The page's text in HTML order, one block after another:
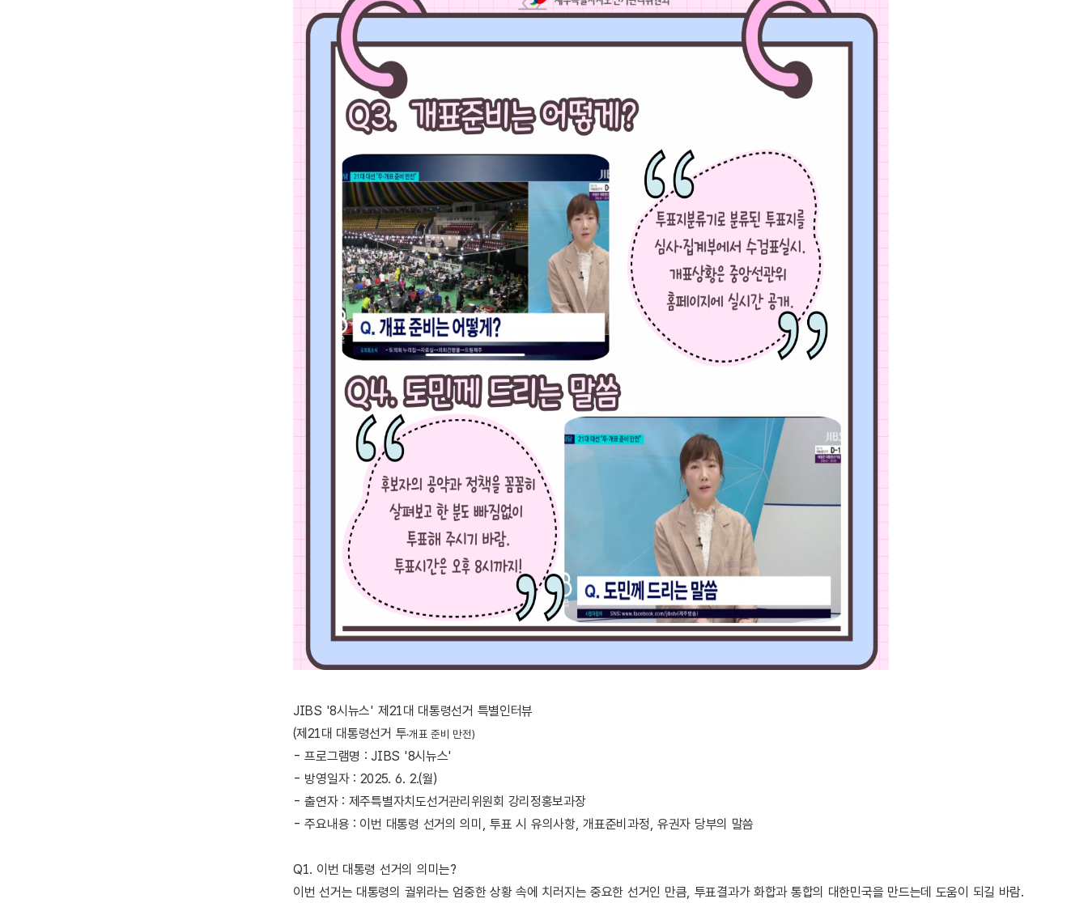
JIBS '8시뉴스' 제21대 대통령선거 특별인터뷰
(제21대 대통령선거 투·개표 준비 만전)
- 프로그램명 : JIBS '8시뉴스'
- 방영일자 : 2025. 6. 2.(월)
- 출연자 : 제주특별자치도선거관리위원회 강리정홍보과장
- 주요내용 : 이번 대통령 선거의 의미, 투표 시 유의사항, 개표준비과정, 유권자 당부의 말씀
Q1. 이번 대통령 선거의 의미는?
이번 선거는 대통령의 궐위라는 엄중한 상황 속에 치러지는 중요한 선거인 만큼, 투표결과가 화합과 통합의 대한민국을 만드는데 도움이 되길 바람.